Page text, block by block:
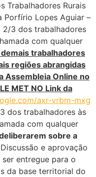
Trabalhadores Rurais
Porfírio Lopes Aguiar –
2/3 dos trabalhadores
com qualquer
demais trabalhadores
regiões abrangidas
Assembleia Online no
MET NO Link da
axr-vrbm-mxg
dos trabalhadores às
com qualquer
sobre a
Discussão e aprovação
entregue para o
da base territorial do